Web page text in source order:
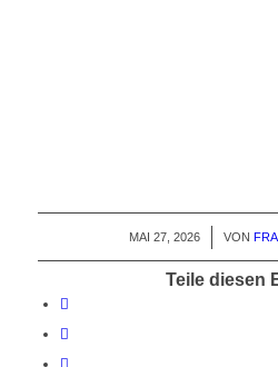
MAI 27, 2026
/ VON
Teile diesen